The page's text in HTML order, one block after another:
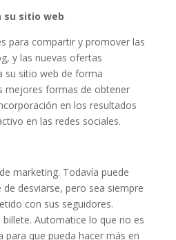
sitio web
para compartir y promover las
y las nuevas ofertas
su sitio web de forma
mejores formas de obtener
en los resultados
en las redes sociales.
marketing. Todavía puede
desviarse, pero sea siempre
con sus seguidores.
Automatice lo que no es
para que pueda hacer más en